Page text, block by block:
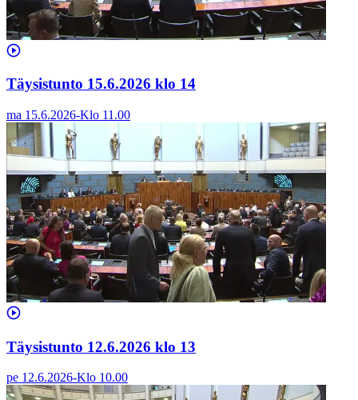
Täysistunto 15.6.2026 klo 14
ma 15.6.2026-Klo 11.00
Täysistunto 12.6.2026 klo 13
pe 12.6.2026-Klo 10.00